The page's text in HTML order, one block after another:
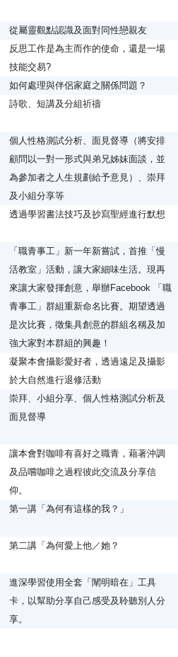
從屬靈觀點認識及面對同性戀親友
反思工作是為主而作的使命，還是一場
技能交易?
如何處理與伴侶家庭之關係問題？
詩歌、短講及分組祈禱
個人性格測試分析、面見督導（將安排
顧問以一對一形式與弟兄姊妹面談，並
為參加者之人生規劃給予意見）、崇拜
及小組分享等
透過學習書法技巧及抄寫聖經進行默想
「職青事工」新一年新嘗試，首推「慢
活教室」活動，讓大家細味生活。現再
來讓大家發揮創意，舉辦Facebook 「職
青事工」群組重新命名比賽。期望透過
是次比賽，徵集具創意的群組名稱及加
強大家對本群組的興趣！
凝聚本會攝影愛好者，透過遠足及攝影
於大自然進行退修活動
崇拜、小組分享、個人性格測試分析及
面見督導
讓本會對咖啡有喜好之職青，藉著沖調
及品嚐咖啡之過程彼此交流及分享信
仰。
第一講「為何有這樣的我？」
第二講「為何愛上他／她？
進深學習使用全套「闡明暗在」工具
卡，以幫助分享自己感受及聆聽別人分
享。